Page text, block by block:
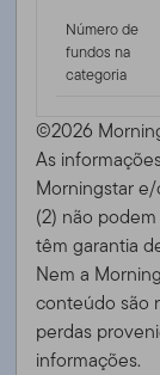
Número de
fundos na
categoria
©2026
As
Morningstar
(2) não
têm garantia
Nem a
conteúdo são
perdas
informações.